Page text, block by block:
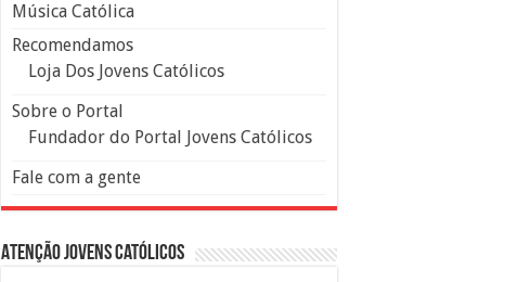
Música Católica
Recomendamos
Loja Dos Jovens Católicos
Sobre o Portal
Fundador do Portal Jovens Católicos
Fale com a gente
Atenção Jovens Católicos